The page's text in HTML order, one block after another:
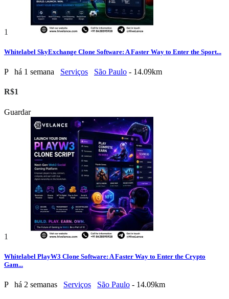
1
Whitelabel SkyExchange Clone Software: A Faster Way to Enter the Sport...
P há 1 semana Serviços São Paulo - 14.09km
R$1
Guardar
1
Whitelabel PlayW3 Clone Software: A Faster Way to Enter the Crypto
Gam...
P há 2 semanas Serviços São Paulo - 14.09km